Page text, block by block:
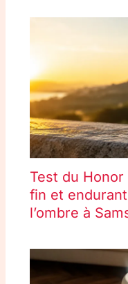
Test du
fin et
l’ombre à